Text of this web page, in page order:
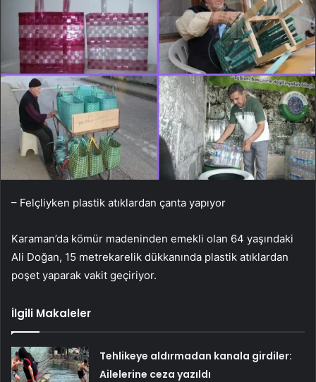
– Felçliyken plastik atıklardan çanta yapıyor
Karaman’da kömür madeninden emekli olan 64 yaşındaki
Ali Doğan, 15 metrekarelik dükkanında plastik atıklardan
poşet yaparak vakit geçiriyor.
İlgili Makaleler
Tehlikeye aldırmadan kanala girdiler:
Ailelerine ceza yazıldı